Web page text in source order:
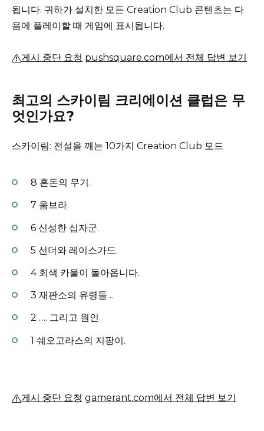
됩니다. 귀하가 설치한 모든 Creation Club 콘텐츠는 다
음에 플레이할 때 게임에 표시됩니다.
게시 중단 요청 pushsquare.com에서 전체 답변 보기
최고의 스카이림 크리에이션 클럽은 무
엇인가요?
스카이림: 전설을 깨는 10가지 Creation Club 모드
8 혼돈의 무기.
7 움브라.
6 신성한 십자군.
5 선더와 레이스가드.
4 회색 카울이 돌아옵니다.
3 재판소의 유령들…
2 …. 그리고 원인.
1 쉐오고라스의 지팡이.
게시 중단 요청 gamerant.com에서 전체 답변 보기